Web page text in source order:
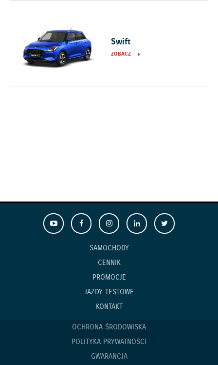
Swift
ZOBACZ
SAMOCHODY
CENNIK
PROMOCJE
JAZDY TESTOWE
KONTAKT
OCHRONA ŚRODOWISKA
POLITYKA PRYWATNOŚCI
GWARANCJA